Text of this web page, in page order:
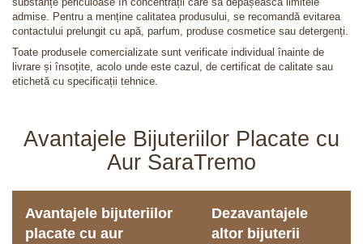
admise. Pentru a menține calitatea produsului, se recomandă evitarea
contactului prelungit cu apă, parfum, produse cosmetice sau detergenți.
Toate produsele comercializate sunt verificate individual înainte de
livrare și însoțite, acolo unde este cazul, de certificat de calitate sau
etichetă cu specificații tehnice.
Avantajele Bijuteriilor Placate cu
Aur SaraTremo
Avantajele bijuteriilor
placate cu aur
Dezavantajele
altor bijuterii